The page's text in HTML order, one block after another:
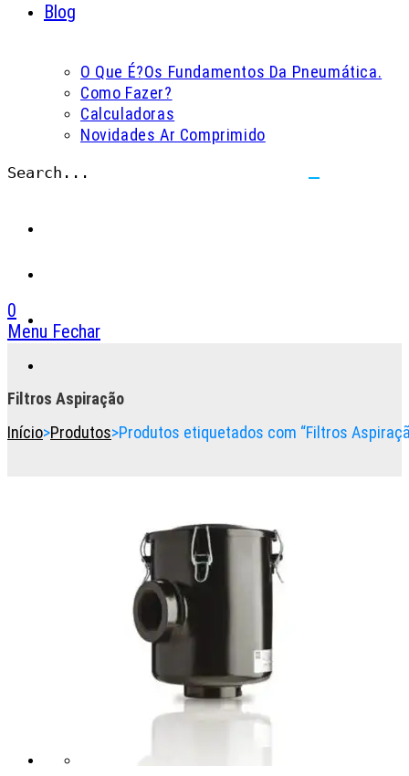
Blog
O Que É?Os Fundamentos Da Pneumática.
Como Fazer?
Calculadoras
Novidades Ar Comprimido
Search...
0
Menu Fechar
button
expand
Filtros Aspiração
Início>Produtos>Produtos etiquetados com “Filtros